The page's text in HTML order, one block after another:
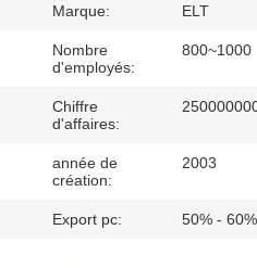
QUALITÉ
CONTACTEZ-
NOUS
NOUVELLES
Marque: ELT
Nombre
d'employés:
800~1000
Chiffre
d'affaires:
année de
création:
2003
Export pc: 50% - 60%